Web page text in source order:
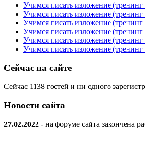
Учимся писать изложение
Учимся писать изложение
Учимся писать изложение
Учимся писать изложение
Учимся писать изложение
Учимся писать изложение
Сейчас на сайте
Сейчас 1138 гостей и ни одного
Новости сайта
27.02.2022 - на форуме сайта закончена